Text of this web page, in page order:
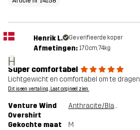
H
Henrik L. Geverifieerde koper
Afmetingen: 170cm, 74kg
Super comfortabel
Lichtgewicht en comfortabel om te dragen
Dit is een vertaling. Laat orgineel zien.
Venture Wind
Overshirt
Anthracite/Black
Gekochte maat M